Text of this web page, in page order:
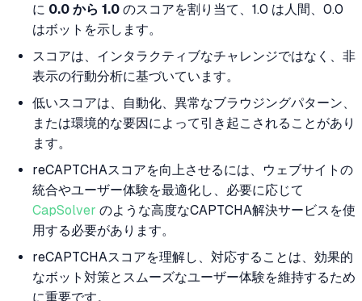
に 0.0 から 1.0 のスコアを割り当て、1.0 は人間、0.0
はボットを示します。
スコアは、インタラクティブなチャレンジではなく、非
表示の行動分析に基づいています。
低いスコアは、自動化、異常なブラウジングパターン、
または環境的な要因によって引き起こされることがあり
ます。
reCAPTCHAスコアを向上させるには、ウェブサイトの
統合やユーザー体験を最適化し、必要に応じて
CapSolver のような高度なCAPTCHA解決サービスを使
用する必要があります。
reCAPTCHAスコアを理解し、対応することは、効果的
なボット対策とスムーズなユーザー体験を維持するため
に重要です。